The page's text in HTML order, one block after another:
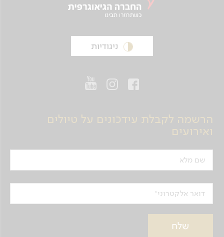
ניגודיות
הרשמה לקבלת עידכונים על טיולים
ואירועים
שם מלא
דואר אלקטרוני